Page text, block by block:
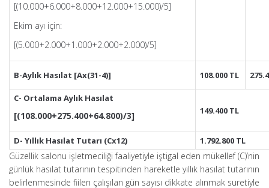
[(10.000+6.000+8.000+12.000+15.000)/5]
Ekim ayı için:
[(5.000+2.000+1.000+2.000+2.000)/5]
B-Aylık Hasılat [Ax(31-4)] 108.000 TL
C- Ortalama Aylık Hasılat
[(108.000+275.400+64.800)/3] 149.400 TL
D- Yıllık Hasılat Tutarı (Cx12) 1.792.800 TL
Güzellik salonu işletmeciliği faaliyetiyle iştigal eden mükellef (C)’nin
günlük hasılat tutarının tespitinden hareketle yıllık hasılat tutarının
belirlenmesinde fiilen çalışılan gün sayısı dikkate alınmak suretiyle